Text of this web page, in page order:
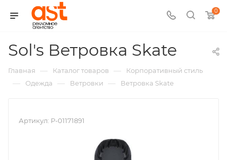
0
Sol's Ветровка Skate
арт.:
Главная — Каталог товаров — Корпоративный стиль
— Одежда — Ветровки — Ветровка Skate
Артикул: P-01171891